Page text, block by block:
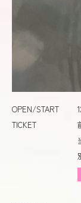
OPEN/START
TICKET